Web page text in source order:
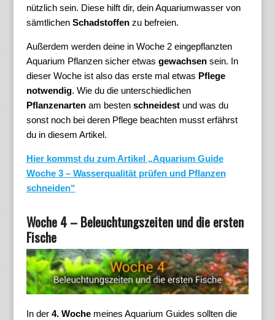
nützlich sein. Diese hilft dir, dein Aquariumwasser von
sämtlichen Schadstoffenzu befreien.
Außerdem werden deine in Woche 2 eingepflanzten
Aquarium Pflanzen sicher etwas gewachsensein. In
dieser Woche ist also das erste mal etwas Pflege
notwendig. Wie du die unterschiedlichen
Pflanzenartenam besten schneidestund was du
sonst noch bei deren Pflege beachten musst erfährst
du in diesem Artikel.
Hier kommst du zum Artikel „Aquarium Guide
Woche 3 – Wasserqualität prüfen und Pflanzen
schneiden“
Woche 4 – Beleuchtungszeiten und die ersten
Fische
In der 4. Wochemeines Aquarium Guides sollten die